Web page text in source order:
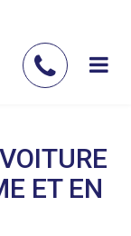
nous
ET EN